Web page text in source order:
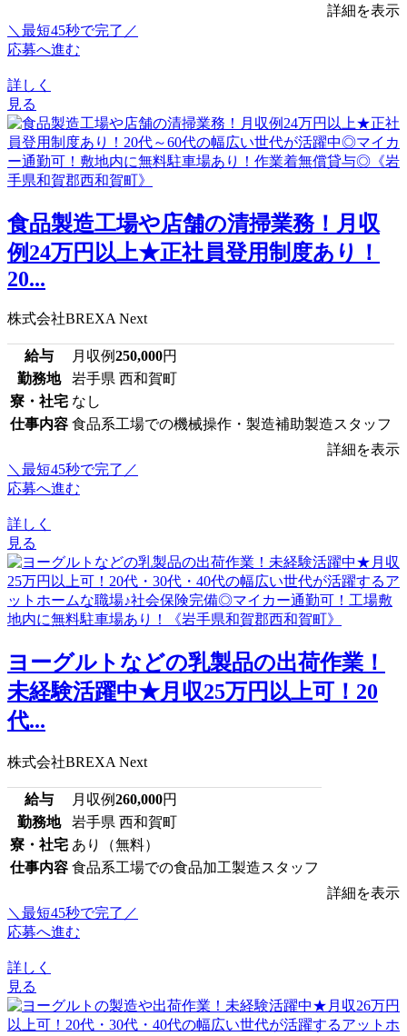
詳細を表示
＼最短45秒で完了／
応募へ進む
詳しく
見る
食品製造工場や店舗の清掃業務！月収
例24万円以上★正社員登用制度あり！
20...
株式会社BREXA Next
給与 月収例250,000円
勤務地
岩手県 西和賀町
寮・社宅 なし
仕事内容 食品系工場での機械操作・製造補助製造スタッフ
詳細を表示
＼最短45秒で完了／
応募へ進む
詳しく
見る
ヨーグルトなどの乳製品の出荷作業！
未経験活躍中★月収25万円以上可！20
代...
株式会社BREXA Next
給与 月収例260,000円
勤務地
岩手県 西和賀町
寮・社宅 あり（無料）
仕事内容 食品系工場での食品加工製造スタッフ
詳細を表示
＼最短45秒で完了／
応募へ進む
詳しく
見る